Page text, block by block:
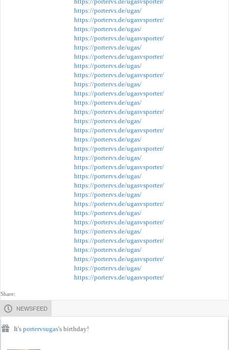
https://portervs.de/ugas/
https://portervs.de/ugasvsporter/
https://portervs.de/ugas/
https://portervs.de/ugasvsporter/
https://portervs.de/ugas/
https://portervs.de/ugasvsporter/
https://portervs.de/ugas/
https://portervs.de/ugasvsporter/
https://portervs.de/ugas/
https://portervs.de/ugasvsporter/
https://portervs.de/ugas/
https://portervs.de/ugasvsporter/
https://portervs.de/ugas/
https://portervs.de/ugasvsporter/
https://portervs.de/ugas/
https://portervs.de/ugasvsporter/
https://portervs.de/ugas/
https://portervs.de/ugasvsporter/
https://portervs.de/ugas/
https://portervs.de/ugasvsporter/
https://portervs.de/ugas/
https://portervs.de/ugasvsporter/
https://portervs.de/ugas/
https://portervs.de/ugasvsporter/
https://portervs.de/ugas/
https://portervs.de/ugasvsporter/
https://portervs.de/ugas/
https://portervs.de/ugasvsporter/
https://portervs.de/ugas/
https://portervs.de/ugasvsporter/
Share:
NEWSFEED
It's portervsugas's birthday!